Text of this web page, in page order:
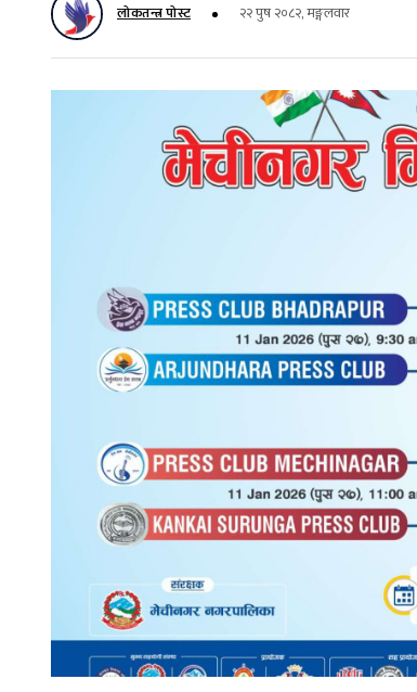
लोकतन्त्र पोस्ट २२ पुष २०८२, मङ्गलवार